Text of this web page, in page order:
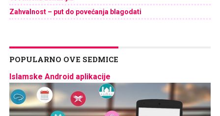
Zahvalnost – put do povećanja blagodati
POPULARNO OVE SEDMICE
Islamske Android aplikacije